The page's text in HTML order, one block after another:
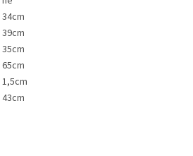
34cm
39cm
35cm
65cm
1,5cm
43cm